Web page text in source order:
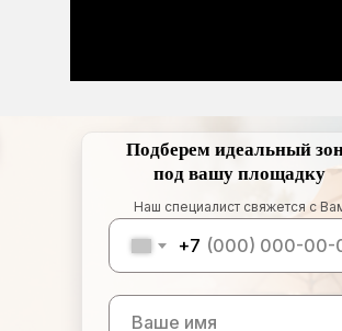
+7
Подберем идеальный
под вашу площадку
Наш специалист свяжется с